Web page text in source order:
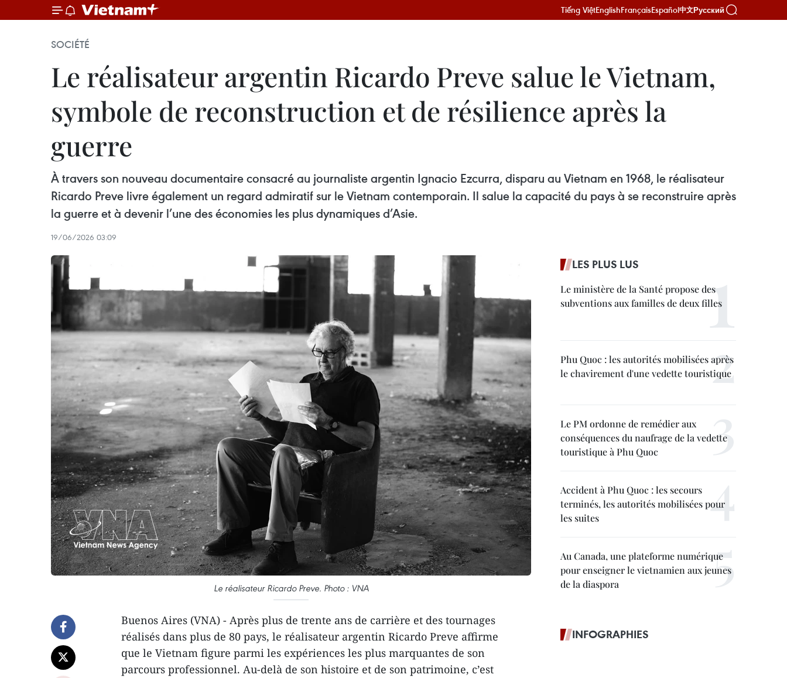
Tiếng ViệtEnglishFrançaisEspañol中文Русский
SOCIÉTÉ
Le réalisateur argentin Ricardo Preve salue le Vietnam,
symbole de reconstruction et de résilience après la
guerre
À travers son nouveau documentaire consacré au journaliste argentin Ignacio Ezcurra, disparu au Vietnam en 1968, le réalisateur
Ricardo Preve livre également un regard admiratif sur le Vietnam contemporain. Il salue la capacité du pays à se reconstruire après
la guerre et à devenir l’une des économies les plus dynamiques d’Asie.
19/06/2026 03:09
Le réalisateur Ricardo Preve. Photo : VNA
Buenos Aires (VNA) - Après plus de trente ans de carrière et des tournages
réalisés dans plus de 80 pays, le réalisateur argentin Ricardo Preve affirme
que le Vietnam figure parmi les expériences les plus marquantes de son
parcours professionnel. Au-delà de son histoire et de son patrimoine, c’est
LES PLUS LUS
Le ministère de la Santé propose des
subventions aux familles de deux filles
Phu Quoc : les autorités mobilisées après
le chavirement d'une vedette touristique
Le PM ordonne de remédier aux
conséquences du naufrage de la vedette
touristique à Phu Quoc
Accident à Phu Quoc : les secours
terminés, les autorités mobilisées pour
les suites
Au Canada, une plateforme numérique
pour enseigner le vietnamien aux jeunes
de la diaspora
INFOGRAPHIES